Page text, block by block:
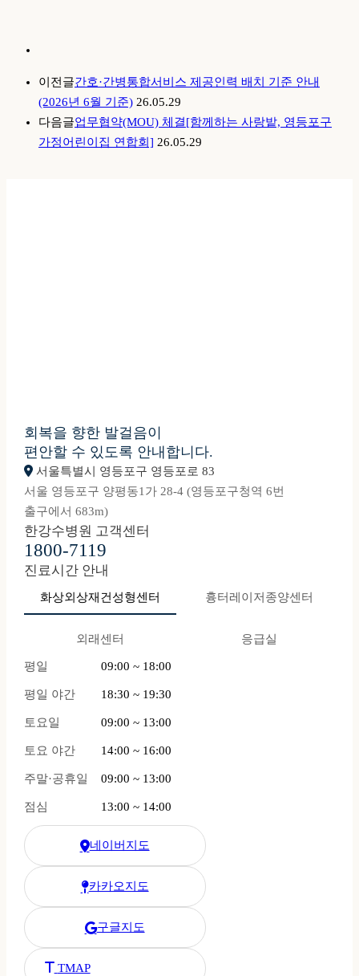
이전글간호·간병통합서비스 제공인력 배치 기준 안내
(2026년 6월 기준) 26.05.29
다음글업무협약(MOU) 체결[함께하는 사랑밭, 영등포구
가정어린이집 연합회] 26.05.29
회복을 향한 발걸음이
편안할 수 있도록 안내합니다.
서울특별시 영등포구 영등포로 83
서울 영등포구 양평동1가 28-4 (영등포구청역 6번
출구에서 683m)
한강수병원 고객센터
1800-7119
진료시간 안내
화상외상재건성형센터 흉터레이저종양센터
외래센터 응급실
평일 09:00 ~ 18:00
평일 야간 18:30 ~ 19:30
토요일 09:00 ~ 13:00
토요 야간 14:00 ~ 16:00
주말·공휴일 09:00 ~ 13:00
점심 13:00 ~ 14:00
네이버지도
한강수병원 네이버 지도
카카오지도
한강수병원 카카오 지도
구글지도
한강수병원 구글 지도
TMAP한강수병원 티맵 길찾기